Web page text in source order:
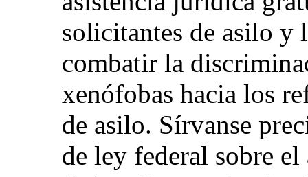
solicitantes de asilo y
combatir la
xenófobas hacia los
de asilo. Sírvanse
de ley federal sobre